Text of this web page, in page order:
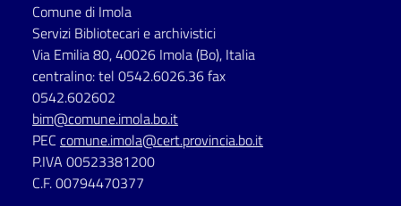
Seguici
su
Comune di Imola
Servizi Bibliotecari e archivistici
Via Emilia 80, 40026 Imola (Bo), Italia
centralino: tel 0542.6026.36 fax
0542.602602
bim@comune.imola.bo.it
PEC comune.imola@cert.provincia.bo.it
P.IVA 00523381200
C.F. 00794470377